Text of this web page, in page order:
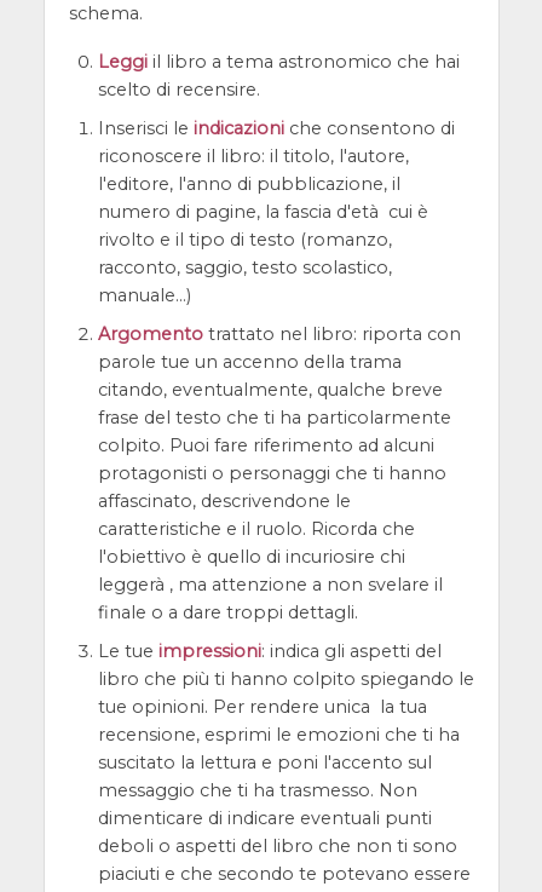
schema.
Leggiil libro a tema astronomico che hai
scelto di recensire.
Inserisci le indicazioniche consentono di
riconoscere il libro: il titolo, l'autore,
l'editore, l'anno di pubblicazione, il
numero di pagine, la fascia d'età cui è
rivolto e il tipo di testo (romanzo,
racconto, saggio, testo scolastico,
manuale...)
Argomentotrattato nel libro: riporta con
parole tue un accenno della trama
citando, eventualmente, qualche breve
frase del testo che ti ha particolarmente
colpito. Puoi fare riferimento ad alcuni
protagonisti o personaggi che ti hanno
affascinato, descrivendone le
caratteristiche e il ruolo. Ricorda che
l'obiettivo è quello di incuriosire chi
leggerà , ma attenzione a non svelare il
finale o a dare troppi dettagli.
Le tue impressioni: indica gli aspetti del
libro che più ti hanno colpito spiegando le
tue opinioni. Per rendere unica la tua
recensione, esprimi le emozioni che ti ha
suscitato la lettura e poni l'accento sul
messaggio che ti ha trasmesso. Non
dimenticare di indicare eventuali punti
deboli o aspetti del libro che non ti sono
piaciuti e che secondo te potevano essere